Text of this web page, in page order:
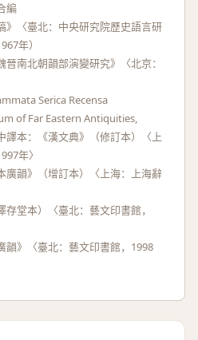
編
》〈臺北：中央研究院歷史語言研
年）
南北朝韻部演變研究》〈北京：
Serica Recensa
of Far Eastern Antiquities,
譯本：《漢文典》（修訂本）〈上
年〉
廣韻》（增訂本）〈上海：上海辭
堂本）〈臺北：藝文印書館，
韻》〈臺北：藝文印書館，1998